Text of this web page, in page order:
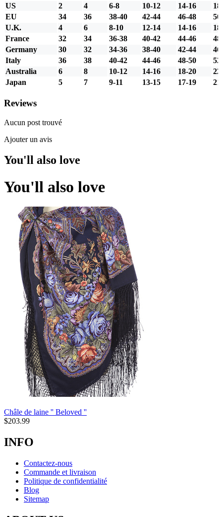
US
2 4 6-8 10-12 14-16
EU
34 36 38-40 42-44 46-48
U.K.
4 6 8-10 12-14 14-16
France
32 34 36-38 40-42 44-46
Germany
30 32 34-36 38-40 42-44
Italy
36 38 40-42 44-46 48-50
Australia
6 8 10-12 14-16 18-20
Japan
5 7 9-11 13-15 17-19
Reviews
Aucun post trouvé
Ajouter un avis
You'll also love
You'll also love
Châle de laine '' Beloved ''
$203.99
INFO
Contactez-nous
Commande et livraison
Politique de confidentialité
Blog
Sitemap